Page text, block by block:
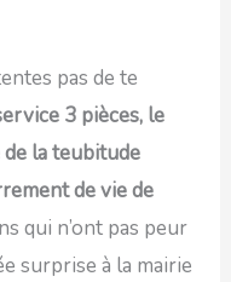
pas de te
3 pièces, le
la teubitude
de vie de
qui n’ont pas peur
surprise à la mairie